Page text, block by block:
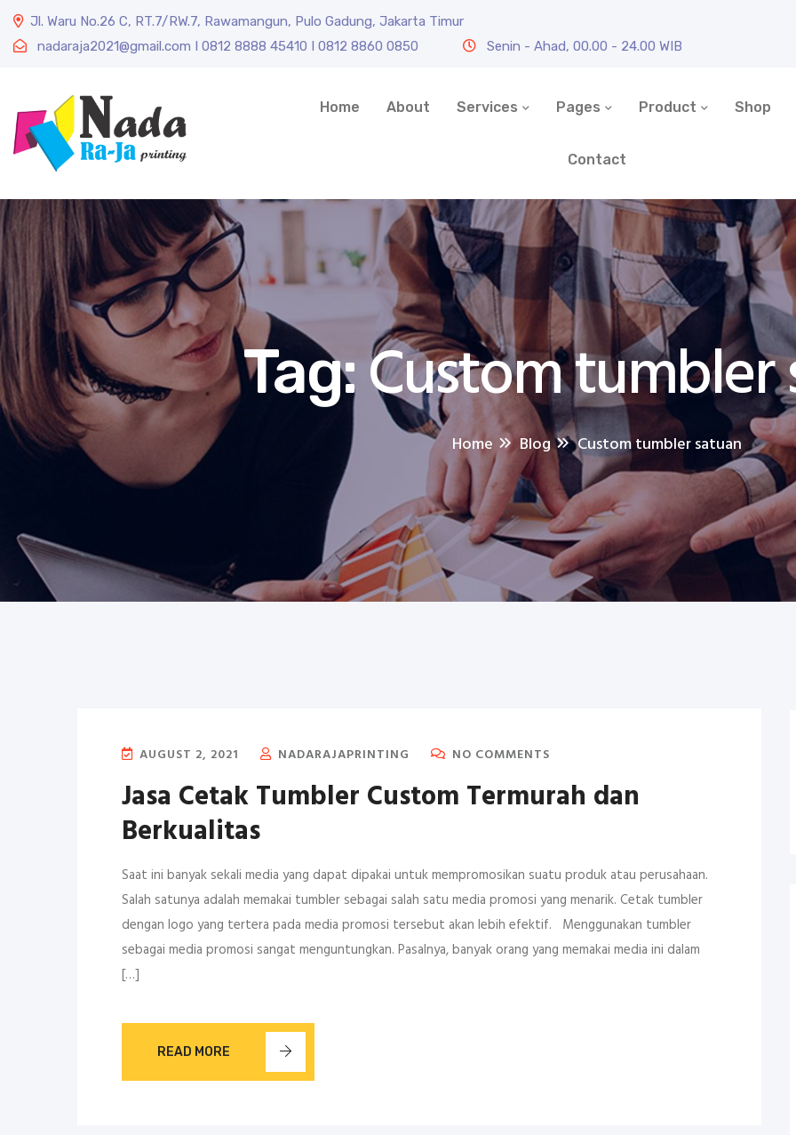
Jl. Waru No.26 C, RT.7/RW.7, Rawamangun, Pulo Gadung, Jakarta Timur
nadaraja2021@gmail.com I 0812 8888 45410 I 0812 8860 0850
Senin - Ahad, 00.00 - 24.00 WIB
Home About Services Pages Product Shop
Contact
Tag:Custom tumbler
Home Blog Custom tumbler satuan
AUGUST 2, 2021 NADARAJAPRINTING NO COMMENTS
Jasa Cetak Tumbler Custom Termurah dan
Berkualitas
Saat ini banyak sekali media yang dapat dipakai untuk mempromosikan suatu produk atau perusahaan.
Salah satunya adalah memakai tumbler sebagai salah satu media promosi yang menarik. Cetak tumbler
dengan logo yang tertera pada media promosi tersebut akan lebih efektif. Menggunakan tumbler
sebagai media promosi sangat menguntungkan. Pasalnya, banyak orang yang memakai media ini dalam
[…]
READ MORE